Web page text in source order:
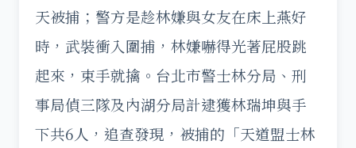
天被捕；警方是趁林嫌與女友在床上燕好
時，武裝衝入圍捕，林嫌嚇得光著屁股跳
起來，束手就擒。台北市警士林分局、刑
事局偵三隊及內湖分局計逮獲林瑞坤與手
下共6人，追查發現，被捕的「天道盟士林